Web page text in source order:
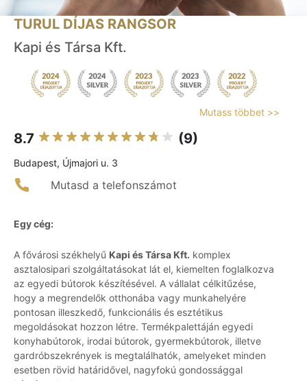
TURUL DÍJAS RANGSOR
Kapi és Társa Kft.
Mutass többet >>
8.7 (9)
Budapest, Újmajori u. 3
Mutasd a telefonszámot
Egy cég:
A fővárosi székhelyű Kapi és Társa Kft. komplex
asztalosipari szolgáltatásokat lát el, kiemelten foglalkozva
az egyedi bútorok készítésével. A vállalat célkitűzése,
hogy a megrendelők otthonába vagy munkahelyére
pontosan illeszkedő, funkcionális és esztétikus
megoldásokat hozzon létre. Termékpalettáján egyedi
konyhabútorok, irodai bútorok, gyermekbútorok, illetve
gardróbszekrények is megtalálhatók, amelyeket minden
esetben rövid határidővel, nagyfokú gondossággal